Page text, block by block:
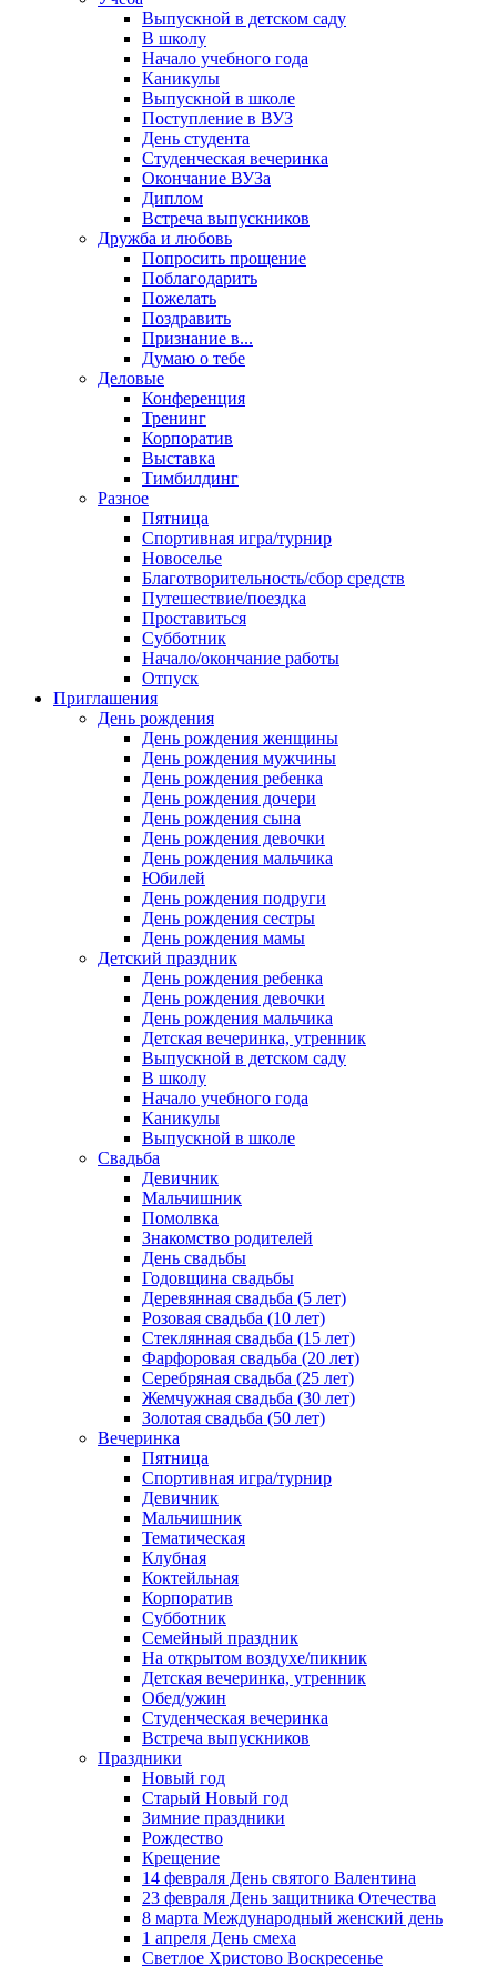
Выпускной в детском саду
В школу
Начало учебного года
Каникулы
Выпускной в школе
Поступление в ВУЗ
День студента
Студенческая вечеринка
Окончание ВУЗа
Диплом
Встреча выпускников
Дружба и любовь
Попросить прощение
Поблагодарить
Пожелать
Поздравить
Признание в...
Думаю о тебе
Деловые
Конференция
Тренинг
Корпоратив
Выставка
Тимбилдинг
Разное
Пятница
Спортивная игра/турнир
Новоселье
Благотворительность/сбор средств
Путешествие/поездка
Проставиться
Субботник
Начало/окончание работы
Отпуск
Приглашения
День рождения
День рождения женщины
День рождения мужчины
День рождения ребенка
День рождения дочери
День рождения сына
День рождения девочки
День рождения мальчика
Юбилей
День рождения подруги
День рождения сестры
День рождения мамы
Детский праздник
День рождения ребенка
День рождения девочки
День рождения мальчика
Детская вечеринка, утренник
Выпускной в детском саду
В школу
Начало учебного года
Каникулы
Выпускной в школе
Свадьба
Девичник
Мальчишник
Помолвка
Знакомство родителей
День свадьбы
Годовщина свадьбы
Деревянная свадьба (5 лет)
Розовая свадьба (10 лет)
Стеклянная свадьба (15 лет)
Фарфоровая свадьба (20 лет)
Серебряная свадьба (25 лет)
Жемчужная свадьба (30 лет)
Золотая свадьба (50 лет)
Вечеринка
Пятница
Спортивная игра/турнир
Девичник
Мальчишник
Тематическая
Клубная
Коктейльная
Корпоратив
Субботник
Семейный праздник
На открытом воздухе/пикник
Детская вечеринка, утренник
Обед/ужин
Студенческая вечеринка
Встреча выпускников
Праздники
Новый год
Старый Новый год
Зимние праздники
Рождество
Крещение
14 февраля День святого Валентина
23 февраля День защитника Отечества
8 марта Международный женский день
1 апреля День смеха
Светлое Христово Воскресенье